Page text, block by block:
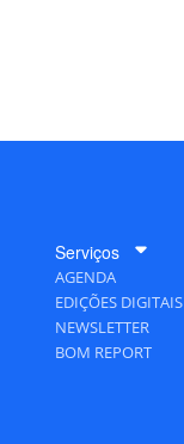
Serviços
AGENDA
EDIÇÕES DIGITAIS
NEWSLETTER
BOM REPORT